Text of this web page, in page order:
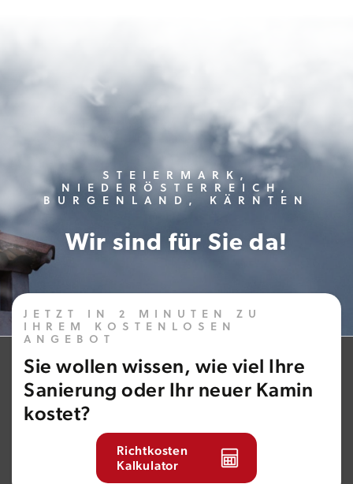
STEIERMARK,
NIEDERÖSTERREICH,
BURGENLAND, KÄRNTEN
Wir sind für Sie da!
JETZT IN 2 MINUTEN ZU
IHREM KOSTENLOSEN
ANGEBOT
Sie wollen wissen, wie viel Ihre
Sanierung oder Ihr neuer Kamin
kostet?
Richtkosten
Kalkulator